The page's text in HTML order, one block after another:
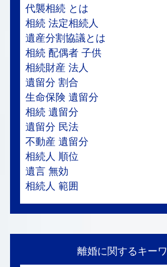
代襲相続 とは
相続 法定相続人
遺産分割協議とは
相続 配偶者 子供
相続財産 法人
遺留分 割合
生命保険 遺留分
相続 遺留分
遺留分 民法
不動産 遺留分
相続人 順位
遺言 無効
相続人 範囲
離婚に関するキー